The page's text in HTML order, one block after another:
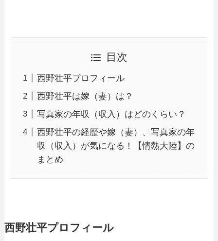
目次
西野壮平プロフィール
西野壮平は嫁（妻）は？
写真家の年収（収入）はどのくらい？
西野壮平の経歴や嫁（妻）、写真家の年
収（収入）が気になる！【情熱大陸】の
まとめ
西野壮平プロフィール